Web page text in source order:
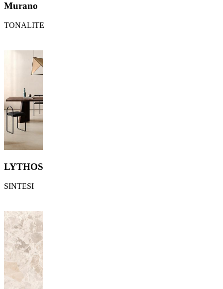
Murano
TONALITE
LYTHOS
SINTESI